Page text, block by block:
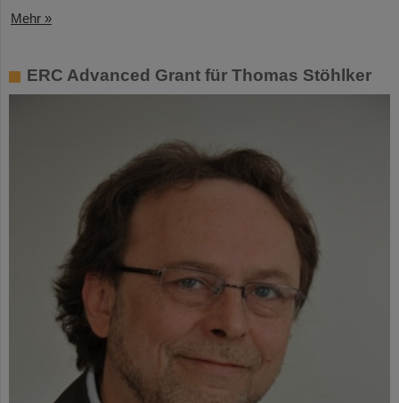
Mehr »
ERC Advanced Grant für Thomas Stöhlker